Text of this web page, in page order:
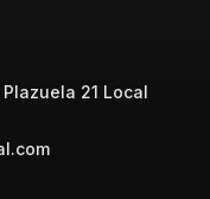
21 Local